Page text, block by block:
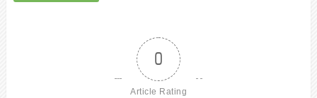
0
Article Rating